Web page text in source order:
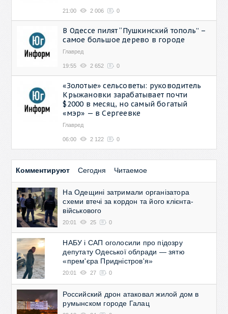
21:00 2 006 0
В Одессе пилят “Пушкинский тополь” –
самое большое дерево в городе
Главред
19:55 2 652 0
«Золотые» сельсоветы: руководитель
Крыжановки зарабатывает почти
$2000 в месяц, но самый богатый
«мэр» — в Сергеевке
Главред
06:00 2 122 0
Комментируют Сегодня Читаемое
На Одещині затримали організатора
схеми втечі за кордон та його клієнта-
військового
20:01 25 0
НАБУ і САП оголосили про підозру
депутату Одеської облради — зятю
«прем'єра Придністров'я»
20:01 27 0
Российский дрон атаковал жилой дом в
румынском городе Галац